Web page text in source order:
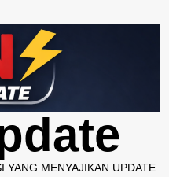
YANG MENYAJIKAN UPDATE